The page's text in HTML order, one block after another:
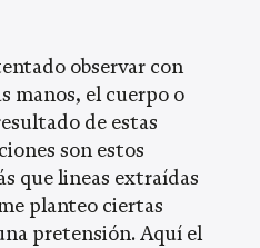
observar con
manos, el cuerpo o
de estas
son estos
que lineas extraídas
planteo ciertas
pretensión. Aquí el